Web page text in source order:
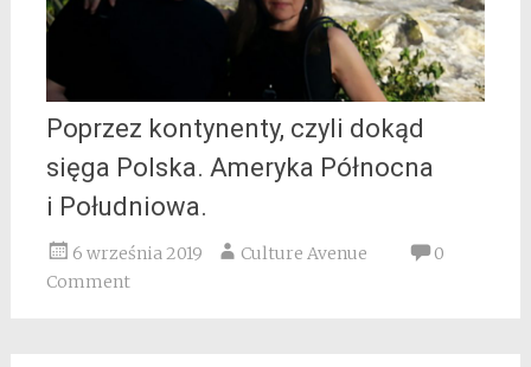
Poprzez kontynenty, czyli dokąd
sięga Polska. Ameryka Północna
i Południowa.
6 września 2019 Culture Avenue
0
Comment